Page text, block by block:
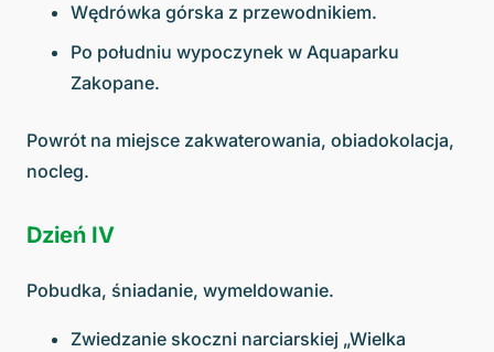
Wędrówka górska z przewodnikiem.
Po południu wypoczynek w Aquaparku
Zakopane.
Powrót na miejsce zakwaterowania, obiadokolacja,
nocleg.
Dzień IV
Pobudka, śniadanie, wymeldowanie.
Zwiedzanie skoczni narciarskiej „Wielka